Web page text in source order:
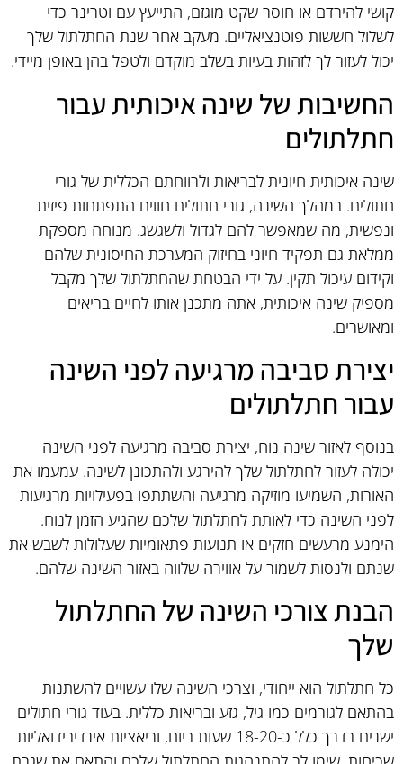
קושי להירדם או חוסר שקט מוגזם, התייעץ עם וטרינר כדי
לשלול חששות פוטנציאליים. מעקב אחר שנת החתלתול שלך
יכול לעזור לך לזהות בעיות בשלב מוקדם ולטפל בהן באופן מיידי.
החשיבות של שינה איכותית עבור
חתלתולים
שינה איכותית חיונית לבריאות ולרווחתם הכללית של גורי
חתולים. במהלך השינה, גורי חתולים חווים התפתחות פיזית
ונפשית, מה שמאפשר להם לגדול ולשגשג. מנוחה מספקת
ממלאת גם תפקיד חיוני בחיזוק המערכת החיסונית שלהם
וקידום עיכול תקין. על ידי הבטחת שהחתלתול שלך מקבל
מספיק שינה איכותית, אתה מתכנן אותו לחיים בריאים
ומאושרים.
יצירת סביבה מרגיעה לפני השינה
עבור חתלתולים
בנוסף לאזור שינה נוח, יצירת סביבה מרגיעה לפני השינה
יכולה לעזור לחתלתול שלך להירגע ולהתכונן לשינה. עמעמו את
האורות, השמיעו מוזיקה מרגיעה והשתתפו בפעילויות מרגיעות
לפני השינה כדי לאותת לחתלתול שלכם שהגיע הזמן לנוח.
הימנע מרעשים חזקים או תנועות פתאומיות שעלולות לשבש את
שנתם ולנסות לשמור על אווירה שלווה באזור השינה שלהם.
הבנת צורכי השינה של החתלתול
שלך
כל חתלתול הוא ייחודי, וצרכי השינה שלו עשויים להשתנות
בהתאם לגורמים כמו גיל, גזע ובריאות כללית. בעוד גורי חתולים
ישנים בדרך כלל כ-18-20 שעות ביום, וריאציות אינדיבידואליות